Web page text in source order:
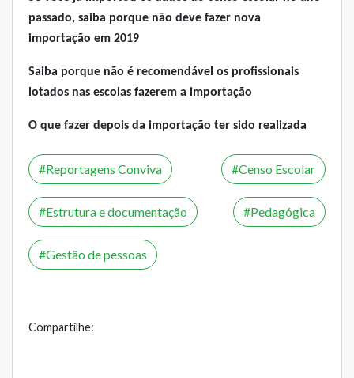
passado, saiba porque não deve fazer nova
importação em 2019
Saiba porque não é recomendável os profissionais
lotados nas escolas fazerem a importação
O que fazer depois da importação ter sido realizada
Reportagens Conviva Censo Escolar
Estrutura e documentação Pedagógica
Gestão de pessoas
Compartilhe: